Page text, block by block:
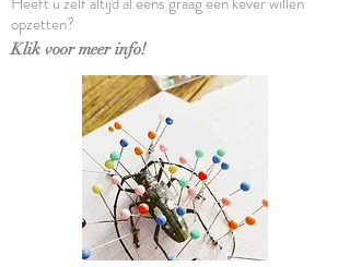
opzetten?
Klik voor meer info!